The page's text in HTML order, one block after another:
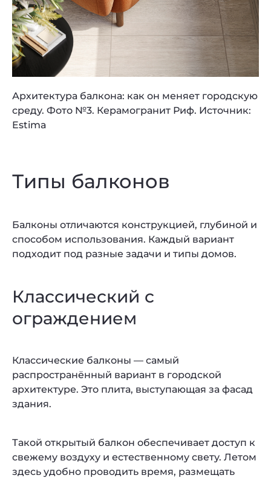
Архитектура балкона: как он меняет городскую
среду. Фото №3. Керамогранит Риф. Источник:
Estima
Типы балконов
Балконы отличаются конструкцией, глубиной и
способом использования. Каждый вариант
подходит под разные задачи и типы домов.
Классический с
ограждением
Классические балконы — самый
распространённый вариант в городской
архитектуре. Это плита, выступающая за фасад
здания.
Такой открытый балкон обеспечивает доступ к
свежему воздуху и естественному свету. Летом
здесь удобно проводить время, размещать